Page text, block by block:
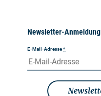
Newsletter-Anmeldung
E-Mail-Adresse*